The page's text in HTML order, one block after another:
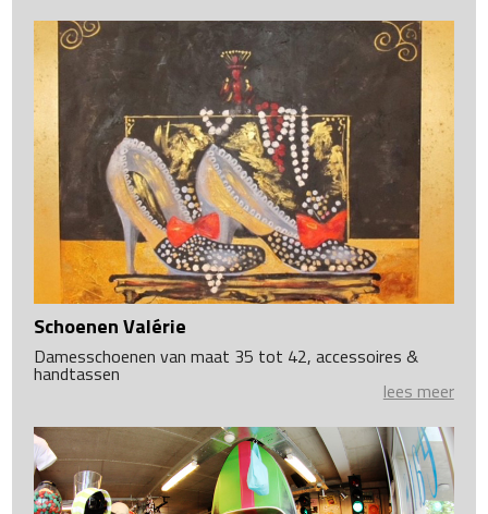
Schoenen Valérie
Damesschoenen van maat 35 tot 42, accessoires &
handtassen
lees meer